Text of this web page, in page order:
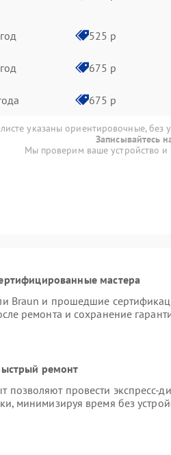
525 р
675 р
675 р
указаны ориентировочные, без
Записывайтесь
Мы проверим ваше устройство и
мастера
Braun и прошедшие
ремонта и сохранение
ремонт
провести экспресс-
минимизируя время без